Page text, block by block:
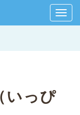
いっぴ